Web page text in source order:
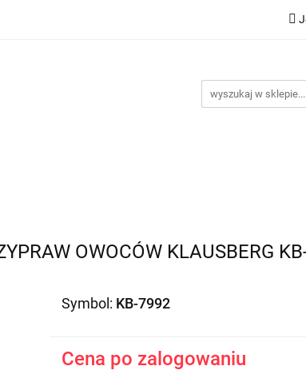
OWOCÓW KLAUSBERG
Symbol: KB-7992
Cena po zalogowaniu